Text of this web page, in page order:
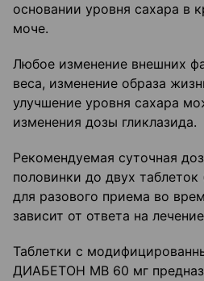
основании уровня сахара в
моче.
Любое изменение внешних
веса, изменение образа
улучшение уровня сахара
изменения дозы гликлазида.
Рекомендуемая суточная
половинки до двух
для разового приема во
зависит от ответа на
Таблетки с
ДИАБЕТОН МВ 60 мг